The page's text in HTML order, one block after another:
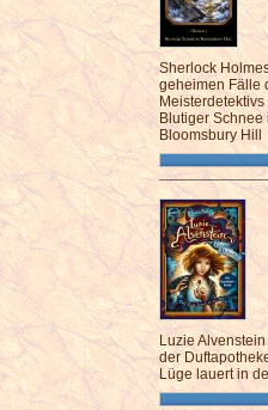
Sherlock
geheimen Fälle
Blutiger Schnee
Bloomsbury Hill
Luzie
der
Lüge lauert in